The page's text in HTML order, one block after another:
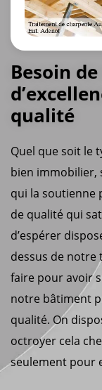
Besoin
qualité
Quel que soit le
bien immobilier,
qui la soutienne
de qualité qui
d’espérer
dessus de
faire pour avoir
notre bâtiment
qualité. On
octroyer cela
seulement pour